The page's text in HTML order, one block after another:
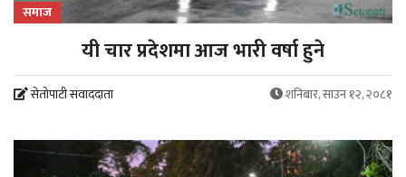
समाज
यी चार प्रदेशमा आज भारी वर्षा हुने
सेतोपाटी संवाददाता शनिबार, साउन १२, २०८१